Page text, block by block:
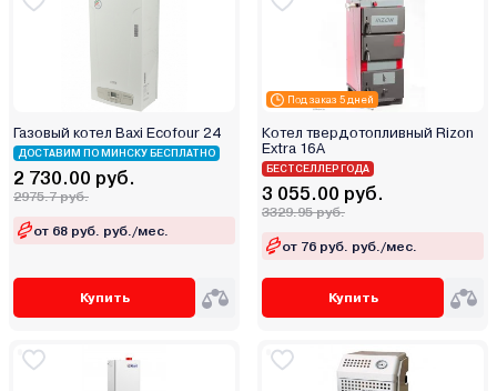
Газовый котел Baxi Ecofour 24
ДОСТАВИМ ПО МИНСКУ БЕСПЛАТНО
2 730.00 руб.
2975.7 руб.
от 68 руб. руб./мес.
Купить
Под заказ 5 дней
Котел твердотопливный Rizon
Extra 16A
БЕСТСЕЛЛЕР ГОДА
3 055.00 руб.
3329.95 руб.
от 76 руб. руб./мес.
Купить